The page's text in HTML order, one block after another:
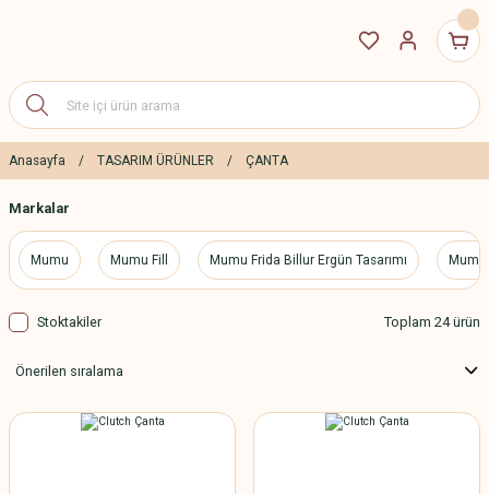
Anasayfa TASARIM ÜRÜNLER ÇANTA
Markalar
Mumu Mumu Fill Mumu Frida Billur Ergün Tasarımı Mumu
Stoktakiler Toplam 24 ürün